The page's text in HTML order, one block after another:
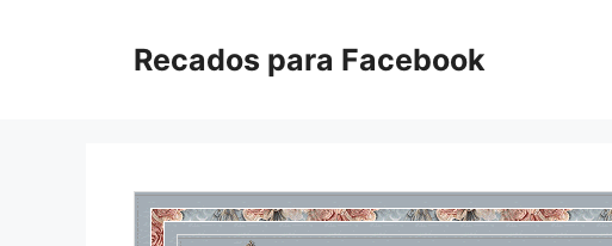
Recados para Facebook